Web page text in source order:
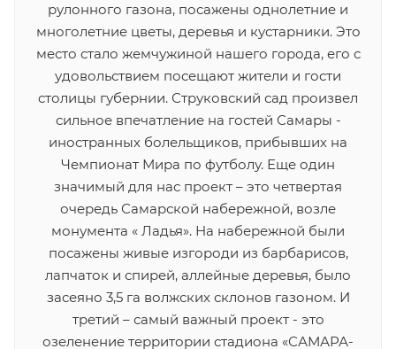
рулонного газона, посажены однолетние и
многолетние цветы, деревья и кустарники. Это
место стало жемчужиной нашего города, его с
удовольствием посещают жители и гости
столицы губернии. Струковский сад произвел
сильное впечатление на гостей Самары -
иностранных болельщиков, прибывших на
Чемпионат Мира по футболу. Еще один
значимый для нас проект – это четвертая
очередь Самарской набережной, возле
монумента « Ладья». На набережной были
посажены живые изгороди из барбарисов,
лапчаток и спирей, аллейные деревья, было
засеяно 3,5 га волжских склонов газоном. И
третий – самый важный проект - это
озеленение территории стадиона «САМАРА-